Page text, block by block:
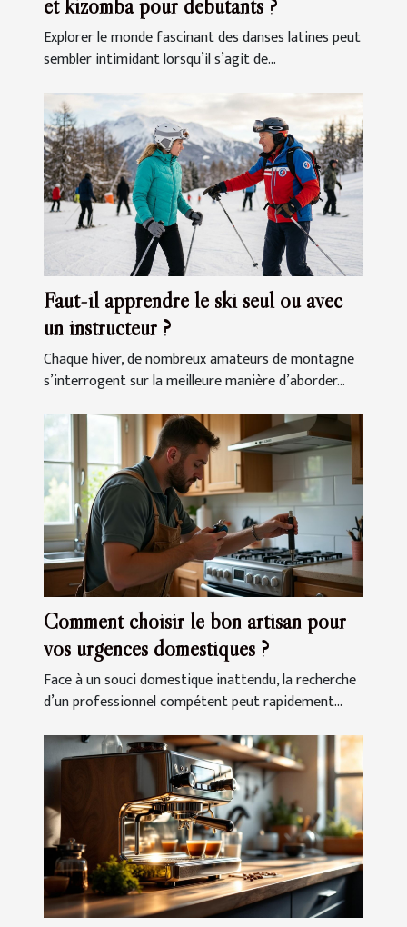
et kizomba pour débutants ?
Explorer le monde fascinant des danses latines peut
sembler intimidant lorsqu’il s’agit de...
Faut-il apprendre le ski seul ou avec
un instructeur ?
Chaque hiver, de nombreux amateurs de montagne
s’interrogent sur la meilleure manière d’aborder...
Comment choisir le bon artisan pour
vos urgences domestiques ?
Face à un souci domestique inattendu, la recherche
d’un professionnel compétent peut rapidement...